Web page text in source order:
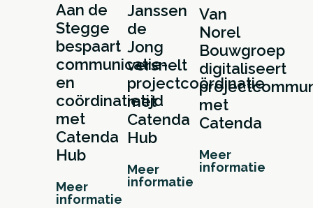
Aan de
Stegge
bespaart
communicatie-
en
coördinatietijd
met
Catenda
Hub
Meer
informatie
Janssen
de
Jong
versnelt
projectcoördinatie
met
Catenda
Hub
Meer
informatie
Van
Norel
Bouwgroep
digitaliseert
met
Catenda
Meer
informatie